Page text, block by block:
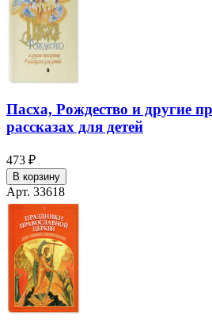
Пасха, Рождество и другие
рассказах для детей
473 ₽
В корзину
Арт. 33618